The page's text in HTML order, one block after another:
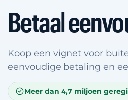
Betaal
Koop een vignet voor
eenvoudige betaling en
Meer dan 4,7 miljoen